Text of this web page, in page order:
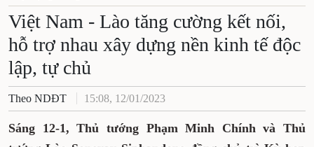
Việt Nam - Lào tăng cường kết nối,
hỗ trợ nhau xây dựng nền kinh tế độc
lập, tự chủ
Theo NDĐT 15:08, 12/01/2023
Sáng 12-1, Thủ tướng Phạm Minh Chính và Thủ